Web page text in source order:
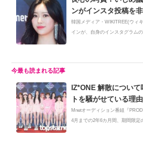
ンがインスタ投稿を
韓国メディア・WIKITREE(ウィ
インが、自身のインスタグラム
IZ*ONE 解散につい
トを騒がせている理由
Mnetオーディション番組『
4月までの2年6カ月間、期間限定